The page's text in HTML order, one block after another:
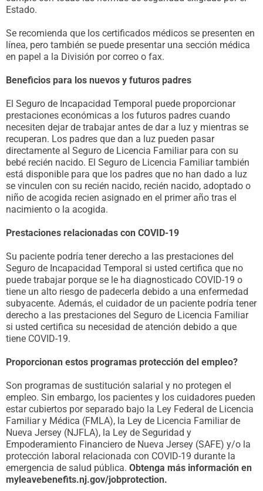
Estado.
Se recomienda que los certificados médicos se presenten en
línea, pero también se puede presentar una sección médica
en papel a la División por correo o fax.
Beneficios para los nuevos y futuros padres
El Seguro de Incapacidad Temporal puede proporcionar
prestaciones económicas a los futuros padres cuando
necesiten dejar de trabajar antes de dar a luz y mientras se
recuperan. Los padres que dan a luz pueden pasar
directamente al Seguro de Licencia Familiar para con su
bebé recién nacido. El Seguro de Licencia Familiar también
está disponible para que los padres que no han dado a luz
se vinculen con su recién nacido, recién nacido, adoptado o
niño de acogida recien asignado en el primer año tras el
nacimiento o la acogida.
Prestaciones relacionadas con COVID-19
Su paciente podría tener derecho a las prestaciones del
Seguro de Incapacidad Temporal si usted certifica que no
puede trabajar porque se le ha diagnosticado COVID-19 o
tiene un alto riesgo de padecerla debido a una enfermedad
subyacente. Además, el cuidador de un paciente podría tener
derecho a las prestaciones del Seguro de Licencia Familiar
si usted certifica su necesidad de atención debido a que
tiene COVID-19.
Proporcionan estos programas protección del empleo?
Son programas de sustitución salarial y no protegen el
empleo. Sin embargo, los pacientes y los cuidadores pueden
estar cubiertos por separado bajo la Ley Federal de Licencia
Familiar y Médica (FMLA), la Ley de Licencia Familiar de
Nueva Jersey (NJFLA), la Ley de Seguridad y
Empoderamiento Financiero de Nueva Jersey (SAFE) y/o la
protección laboral relacionada con COVID-19 durante la
emergencia de salud pública. Obtenga más información en
myleavebenefits.nj.gov/jobprotection.